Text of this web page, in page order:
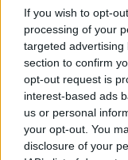
If you wish to opt-
processing of your
targeted
section to confirm
opt-out request is
interest-based ads
us or personal
your opt-out. You
disclosure of your
Tiina
11 år sedan
Hej Jenny!
laga för soppa/
middag! Något
bara värma upp
Tack för en